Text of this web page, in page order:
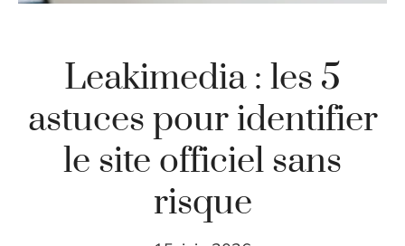
Leakimedia : les 5
astuces pour identifier
le site officiel sans
risque